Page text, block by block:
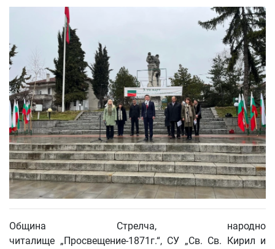
Община Стрелча, народно
читалище „Просвещение-1871г.“, СУ „Св. Св. Кирил и